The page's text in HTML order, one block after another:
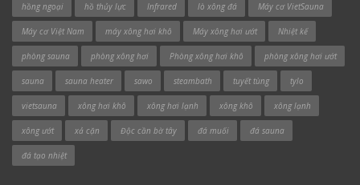
hồng ngoại hồ thủy lực Infrared lò xông đá Máy cơ VietSauna
Máy cơ Việt Nam máy xông hơi khô Máy xông hơi ướt Nhiệt kế
phòng sauna phòng xông hơi Phòng xông hơi khô phòng xông hơi ướt
sauna sauna heater sawo steambath tuyết tùng tylo
vietsauna xông hơi khô xông hơi lạnh xông khô xông lạnh
xông ướt xả cặn Độc cần bờ tây đá muối đá sauna
đá tạo nhiệt